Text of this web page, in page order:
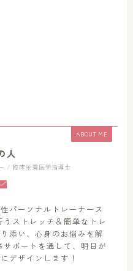
ABOUT ME
人
/ 臨床栄養医学指導士
パーソナルトレーナース
ストレッチ＆簡単なトレ
添い、心身のお悩みを解
ポートを通して、明日が
デザインします！